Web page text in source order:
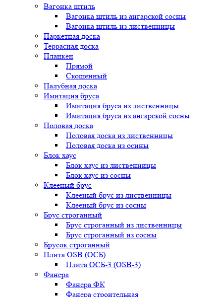
Вагонка штиль
Вагонка штиль из ангарской сосны
Вагонка штиль из лиственницы
Паркетная доска
Террасная доска
Планкен
Прямой
Скошенный
Палубная доска
Имитация бруса
Имитация бруса из лиственницы
Имитация бруса из ангарской сосны
Половая доска
Половая доска из лиственницы
Половая доска из осины
Блок хаус
Блок хаус из лиственницы
Блок хаус из сосны
Клееный брус
Клееный брус из лиственницы
Клееный брус из сосны
Брус строганный
Брус строганный из лиственницы
Брус строганный из сосны
Брусок строганный
Плита OSB (ОСБ)
Плита ОСБ-3 (OSB-3)
Фанера
Фанера ФК
Фанера строительная